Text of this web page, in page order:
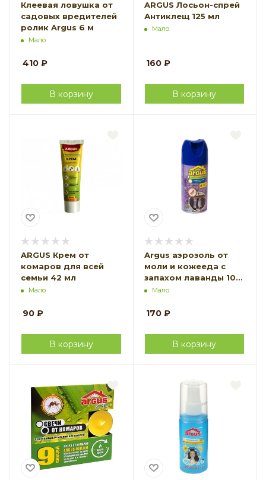
Клеевая ловушка от
садовых вредителей
ролик Argus 6 м
Мало
410 ₽
В корзину
ARGUS Лосьон-спрей
Антиклещ 125 мл
Мало
160₽
В корзину
ARGUS Крем от
комаров для всей
семьи 42 мл
Мало
90 ₽
В корзину
Argus аэрозоль от
моли и кожееда с
запахом лаванды 100
млМало
170₽
В корзину